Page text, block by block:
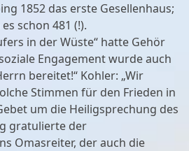
1852 das erste Gesellenhaus;
schon 481 (!).
in der Wüste“ hatte Gehör
Engagement wurde auch
bereitet!“ Kohler: „Wir
Stimmen für den Frieden in
um die Heiligsprechung des
gratulierte der
Omasreiter, der auch die